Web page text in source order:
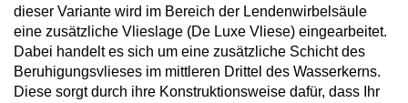
dieser Variante wird im Bereich der Lendenwirbelsäule
eine zusätzliche Vlieslage (De Luxe Vliese) eingearbeitet.
Dabei handelt es sich um eine zusätzliche Schicht des
Beruhigungsvlieses im mittleren Drittel des Wasserkerns.
Diese sorgt durch ihre Konstruktionsweise dafür, dass Ihr